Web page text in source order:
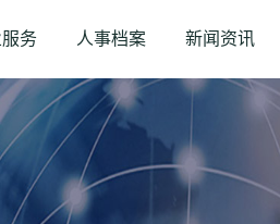
务 人事档案 新闻资讯